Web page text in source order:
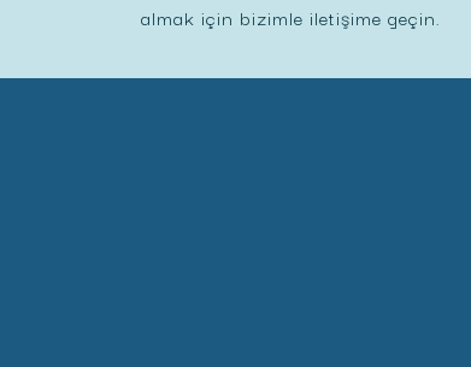
almak için bizimle iletişime geçin.